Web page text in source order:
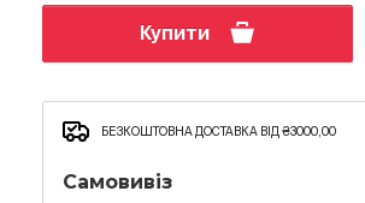
Купити
БЕЗКОШТОВНА ДОСТАВКА ВІД ₴3000,00
Самовивіз